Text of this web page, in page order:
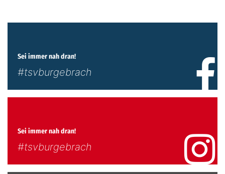
Sei immer nah dran!
#tsvburgebrach
Sei immer nah dran!
#tsvburgebrach